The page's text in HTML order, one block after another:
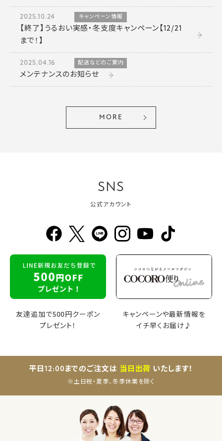
2025.10.24 キャンペーン情報
【終了】うるおい実感・冬支度キャンペーン【12/21
まで！】
2025.04.16 配送などのご案内
メンテナンスのお知らせ
MORE
SNS
公式アカウント
友達追加で500円クーポン
プレゼント！
キャンペーンや最新情報を
イチ早くお届け♪
平日12:00までのご注文は 当日出荷 いたします！
※土日祝・夏季、冬季休業を除く